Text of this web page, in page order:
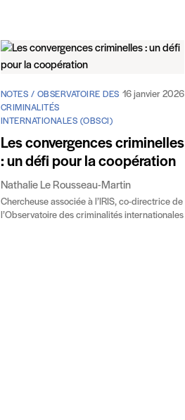
NOTES / OBSERVATOIRE DES
CRIMINALITÉS
INTERNATIONALES (OBSCI)
16 janvier 2026
Les convergences criminelles
: un défi pour la coopération
Nathalie Le Rousseau-Martin
Chercheuse associée à l’IRIS, co-directrice de
l’Observatoire des criminalités internationales